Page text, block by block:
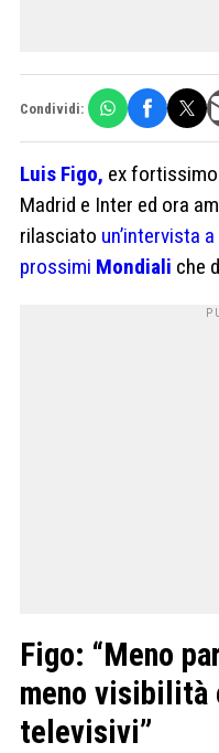
Condividi:
Luis Figo, ex
Madrid e Inter ed ora
rilasciato un’intervista
prossimi Mondiali che
Figo: “Meno
meno visibilità
televisivi”